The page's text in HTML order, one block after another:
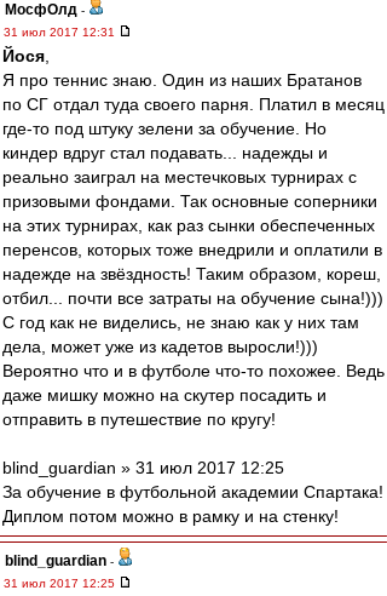
МосфОлд -
31 июл 2017 12:31
Йося
Я про теннис знаю. Один из наших Братанов
по СГ отдал туда своего парня. Платил в месяц
где-то под штуку зелени за обучение. Но
киндер вдруг стал подавать... надежды и
реально заиграл на местечковых турнирах с
призовыми фондами. Так основные соперники
на этих турнирах, как раз сынки обеспеченных
перенсов, которых тоже внедрили и оплатили в
надежде на звёздность! Таким образом, кореш,
отбил... почти все затраты на обучение сына!)))
С год как не виделись, не знаю как у них там
дела, может уже из кадетов выросли!)))
Вероятно что и в футболе что-то похожее. Ведь
даже мишку можно на скутер посадить и
отправить в путешествие по кругу!
blind_guardian » 31 июл 2017 12:25
За обучение в футбольной академии Спартака!
Диплом потом можно в рамку и на стенку!
blind_guardian -
31 июл 2017 12:25